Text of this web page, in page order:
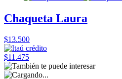
Chaqueta Laura
$13.500
$11.475